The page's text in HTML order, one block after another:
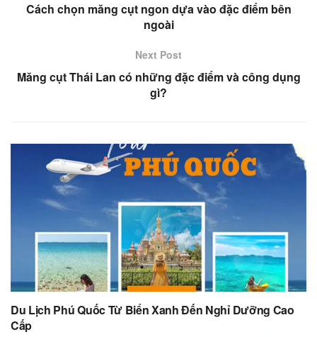
Cách chọn măng cụt ngon dựa vào đặc điểm bên
ngoài
Next Post
Măng cụt Thái Lan có những đặc điểm và công dụng
gì?
Du Lịch Phú Quốc Từ Biển Xanh Đến Nghỉ Dưỡng Cao
Cấp